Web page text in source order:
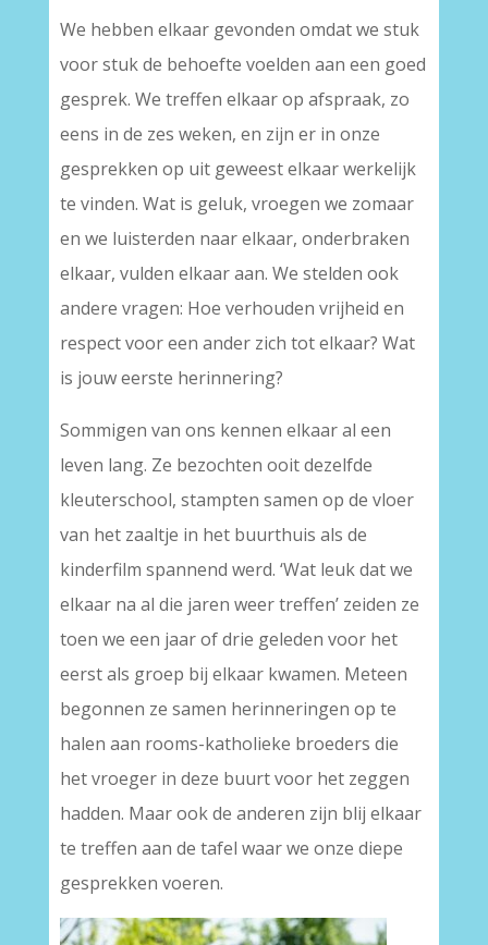
We hebben elkaar gevonden omdat we stuk
voor stuk de behoefte voelden aan een goed
gesprek. We treffen elkaar op afspraak, zo
eens in de zes weken, en zijn er in onze
gesprekken op uit geweest elkaar werkelijk
te vinden. Wat is geluk, vroegen we zomaar
en we luisterden naar elkaar, onderbraken
elkaar, vulden elkaar aan. We stelden ook
andere vragen: Hoe verhouden vrijheid en
respect voor een ander zich tot elkaar? Wat
is jouw eerste herinnering?
Sommigen van ons kennen elkaar al een
leven lang. Ze bezochten ooit dezelfde
kleuterschool, stampten samen op de vloer
van het zaaltje in het buurthuis als de
kinderfilm spannend werd. ‘Wat leuk dat we
elkaar na al die jaren weer treffen’ zeiden ze
toen we een jaar of drie geleden voor het
eerst als groep bij elkaar kwamen. Meteen
begonnen ze samen herinneringen op te
halen aan rooms-katholieke broeders die
het vroeger in deze buurt voor het zeggen
hadden. Maar ook de anderen zijn blij elkaar
te treffen aan de tafel waar we onze diepe
gesprekken voeren.